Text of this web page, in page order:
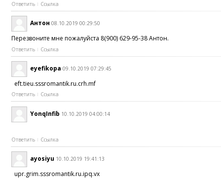
Ответить Ссылка
Антон 08.10.2019 00:29:50
Перезвоните мне пожалуйста 8(900) 629-95-38 Антон.
Ответить Ссылка
eyefikopa 09.10.2019 07:29:45
eft.tieu.sssromantik.ru.crh.mf
Ответить Ссылка
YonqInfib 10.10.2019 04:00:14
Ответить Ссылка
ayosiyu 10.10.2019 19:41:13
upr.grim.sssromantik.ru.ipq.vx